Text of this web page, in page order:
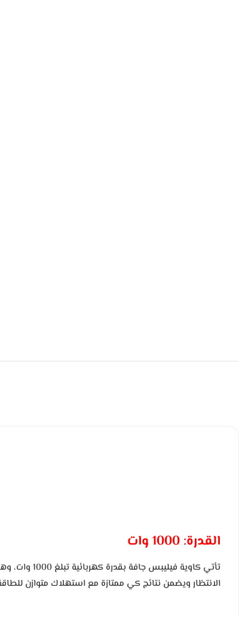
القدرة: 1000 وات
تأتي
الانتظار ويضمن نتائج كي ممتازة مع استهلاك متوازن